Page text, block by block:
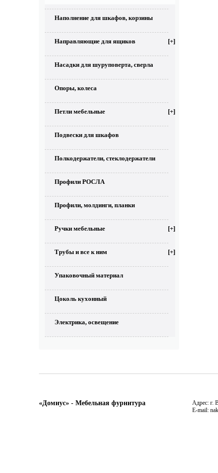
Наполнение для шкафов, корзины
Направляющие для ящиков [+]
Насадки для шуруповерта, сверла
Опоры, колеса
Петли мебельные [+]
Подвески для шкафов
Полкодержатели, стеклодержатели
Профили РОСЛА
Профили, молдинги, планки
Ручки мебельные [+]
Трубы и все к ним [+]
Упаковочный материал
Цоколь кухонный
Электрика, освещение
«Домиус» - Мебельная фурнитура
Адрес: г.
E-mail: